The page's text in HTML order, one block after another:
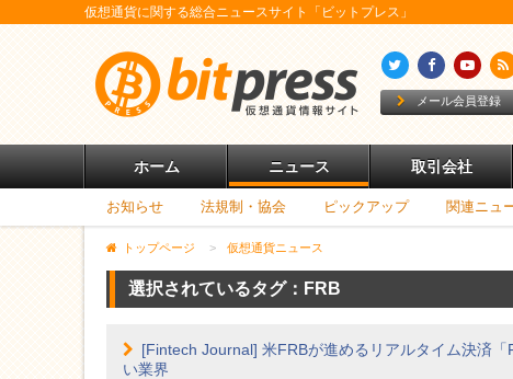
仮想通貨に関する総合ニュースサイト「ビットプレス」
メール会員登録
ホーム ニュース 取引会社
お知らせ 法規制・協会 ピックアップ 関連ニュ
トップページ > 仮想通貨ニュース
選択されているタグ： FRB
[Fintech Journal] 米FRBが進めるリアルタイム決済
い業界